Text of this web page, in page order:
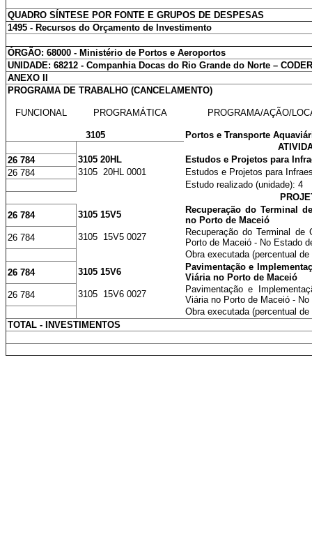
QUADRO SÍNTESE POR FONTE E GRUPOS DE DESPESAS
1495 - Recursos do Orçamento de Investimento
ÓRGÃO: 68000 - Ministério de Portos e Aeroportos
UNIDADE: 68212 - Companhia Docas do Rio Grande do Norte –
ANEXO II
PROGRAMA DE TRABALHO (CANCELAMENTO)
FUNCIONAL PROGRAMÁTICA PROGRAMA/AÇÃO/
3105
Portos e Transporte
26 784
3105 20HL
Estudos e Projetos para
26 784
3105 20HL 0001
Estudos e Projetos para
Estudo realizado (unidade): 4
26 784
3105 15V5
Recuperação do Terminal
no Porto de Maceió
26 784
3105 15V5 0027
Recuperação do Terminal
Porto de Maceió - No Estado
Obra executada (percentual
26 784
3105 15V6
Pavimentação e
Viária no Porto de Maceió
26 784
3105 15V6 0027
Pavimentação e
Viária no Porto de Maceió -
Obra executada (percentual
TOTAL - INVESTIMENTOS